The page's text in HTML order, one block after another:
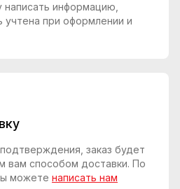
написать информацию,
при оформлении и
заказ будет
вам способом доставки. По
можете написать нам